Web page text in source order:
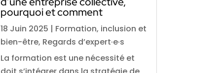
pourquoi et comment
18 Juin 2025 | Formation, inclusion et
bien-être, Regards d’expert·e·s
La formation est une nécessité et